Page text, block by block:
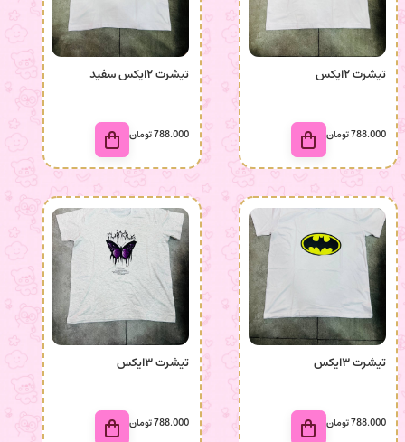
تیشرت ۲ایکس
788.000تومان
تیشرت ۲ایکس سفید
788.000تومان
تیشرت ۳ایکس
788.000تومان
تیشرت ۳ایکس
788.000تومان